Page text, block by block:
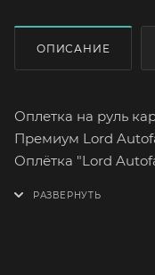
ОПИСАНИЕ
Оплетка на руль
Премиум Lord
Оплётка "Lord